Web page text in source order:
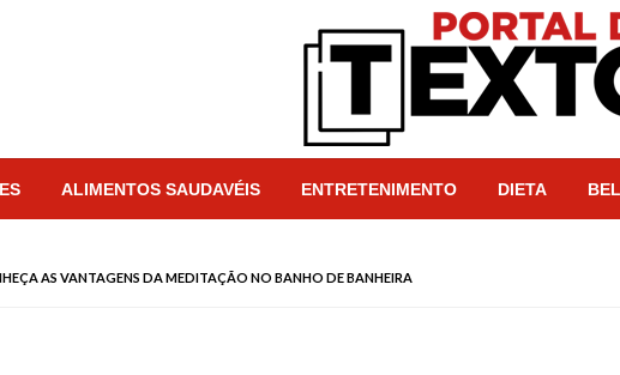
Portal dos
ALIMENTOS SAUDAVÉIS ENTRETENIMENTO DIETA
AS VANTAGENS DA MEDITAÇÃO NO BANHO DE BANHEIRA